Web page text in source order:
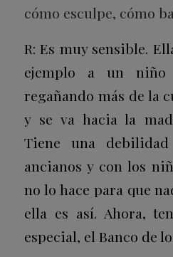
cómo esculpe, cómo
R: Es muy sensible.
ejemplo a un
regañando más de la
y se va hacia la
Tiene una
ancianos y con los
no lo hace para que
ella es así. Ahora,
especial, el Banco de